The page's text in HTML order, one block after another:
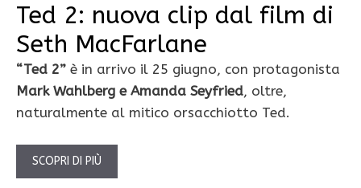
Ted 2: nuova clip dal film di
Seth MacFarlane
“Ted 2” è in arrivo il 25 giugno, con protagonista
Mark Wahlberg e Amanda Seyfried, oltre,
naturalmente al mitico orsacchiotto Ted.
SCOPRI DI PIÙ